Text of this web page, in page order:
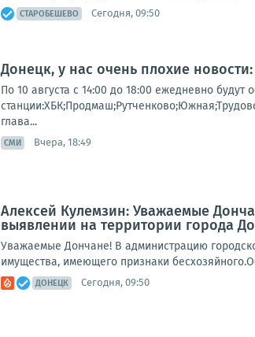
СТАРОБЕШЕВО Сегодня, 09:50
Донецк, у нас очень плохие
По 10 августа с 14:00 до 18:00 ежедневно
глава...
СМИ Вчера, 18:49
Алексей Кулемзин: Уважаемые
выявлении на территории города
Уважаемые Дончане! В администрацию
имущества, имеющего признаки
ДОНЕЦК Сегодня, 09:50